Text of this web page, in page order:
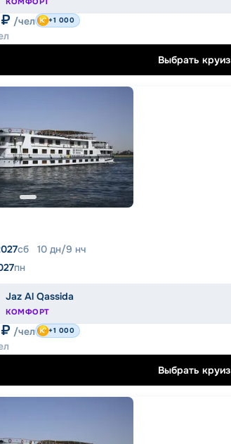
₽ /чел +1 000
Выбрать круиз
сб 10 дн/9 нч
пн
Jaz Al Qassida
КОМФОРТ
₽ /чел +1 000
Выбрать круиз